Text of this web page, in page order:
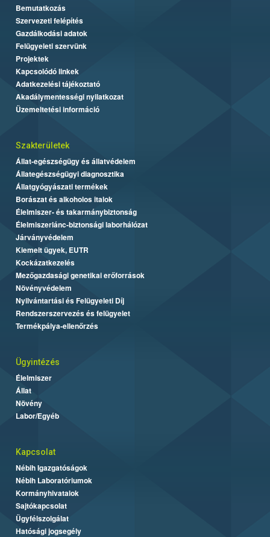
Bemutatkozás
Szervezeti felépítés
Gazdálkodási adatok
Felügyeleti szervünk
Projektek
Kapcsolódó linkek
Adatkezelési tájékoztató
Akadálymentességi nyilatkozat
Üzemeltetési információ
Szakterületek
Állat-egészségügy és állatvédelem
Állategészségügyi diagnosztika
Állatgyógyászati termékek
Borászat és alkoholos italok
Élelmiszer- és takarmánybiztonság
Élelmiszerlánc-biztonsági laborhálózat
Járványvédelem
Kiemelt ügyek, EUTR
Kockázatkezelés
Mezőgazdasági genetikai erőforrások
Növényvédelem
Nyilvántartási és Felügyeleti Díj
Rendszerszervezés és felügyelet
Termékpálya-ellenőrzés
Ügyintézés
Élelmiszer
Állat
Növény
Labor/Egyéb
Kapcsolat
Nébih Igazgatóságok
Nébih Laboratóriumok
Kormányhivatalok
Sajtókapcsolat
Ügyfélszolgálat
Hatósági jogsegély